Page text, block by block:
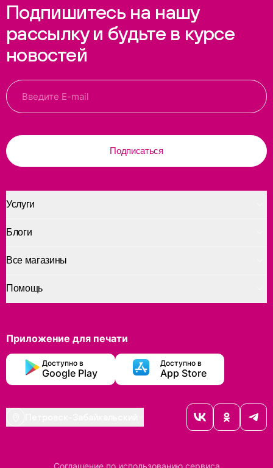
Подпишитесь на нашу
рассылку и будьте в курсе
новостей
Подписаться
Услуги
Помощь
Блоги
Все магазины
Приложение для печати
Доступно в
Google Play
Доступно в
App Store
Соглашение по использованию сервиса